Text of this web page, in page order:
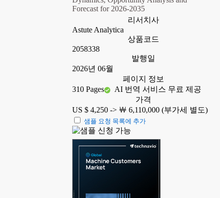
Forecast for 2026-2035
리서치사
Astute Analytica
상품코드
2058338
발행일
2026년 06월
페이지 정보
310 Pages
AI 번역 서비스 무료 제공
가격
US $ 4,250 -> ￦ 6,110,000 (부가세 별도)
샘플 요청 목록에 추가